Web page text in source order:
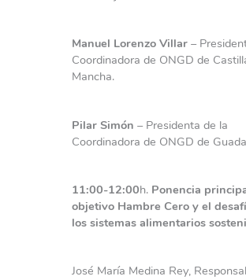
Manuel Lorenzo Villar –
Coordinadora de ONGD de
Mancha.
Pilar Simón – Presidenta de la
Coordinadora de ONGD de
11:00-12:00h. Ponencia
objetivo Hambre Cero y el
los sistemas alimentarios
José María Medina Rey,